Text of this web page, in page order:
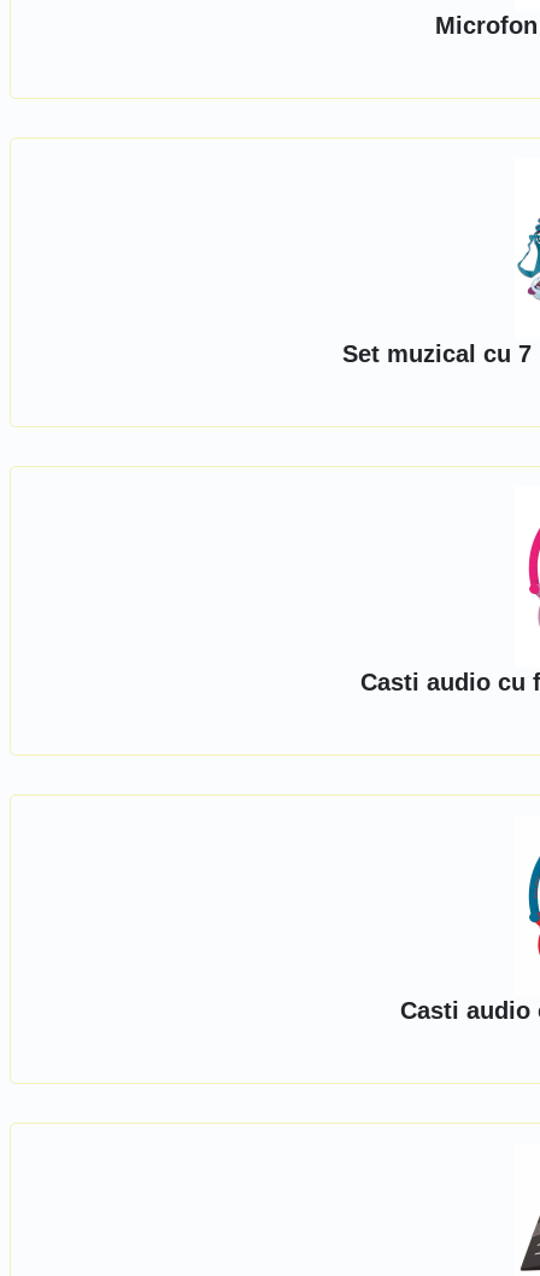
Set muzical cu
Casti audio cu
Casti audio